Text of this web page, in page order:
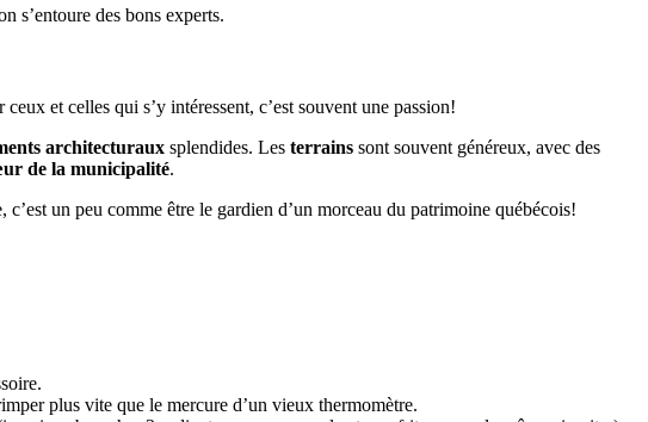
s’entoure des bons experts.
et celles qui s’y intéressent, c’est souvent une passion!
architecturaux splendides. Les terrains sont souvent généreux, avec des
de la municipalité.
un peu comme être le gardien d’un morceau du patrimoine québécois!
plus vite que le mercure d’un vieux thermomètre.